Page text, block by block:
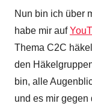
Nun bin ich über
habe mir auf
Thema C2C
den
bin, alle
und es mir gegen